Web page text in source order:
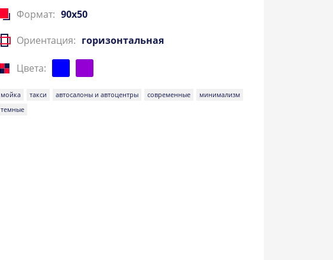
Формат: 90x50
Ориентация: горизонтальная
Цвета:
мойка такси aвтосалоны и автоцентры современные
минимализм
темные